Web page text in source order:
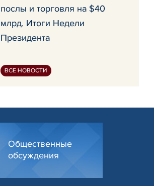
послы и торговля на $40
млрд. Итоги Недели
Президента
ВСЕ НОВОСТИ
Общественные
обсуждения